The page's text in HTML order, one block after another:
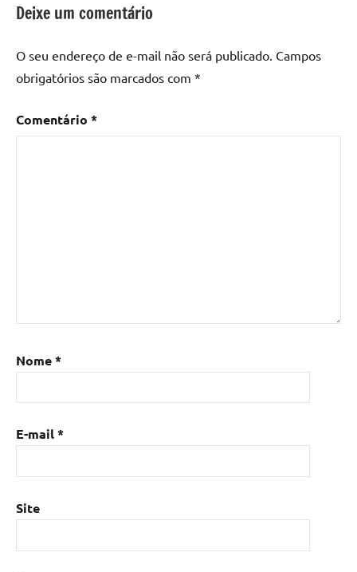
Deixe um comentário
O seu endereço de e-mail não será publicado. Campos
obrigatórios são marcados com *
Comentário *
Nome*
E-mail*
Site